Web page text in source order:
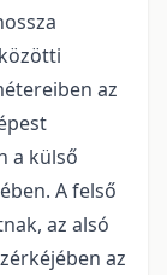
az
a külső
A felső
az alsó
az